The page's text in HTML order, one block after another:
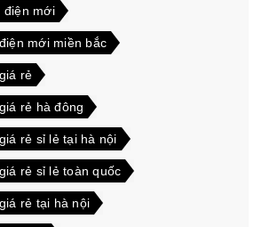
điện mới
mới miền bắc
rẻ
rẻ hà đông
rẻ sỉ lẻ tại hà nội
rẻ sỉ lẻ toàn quốc
rẻ tại hà nội